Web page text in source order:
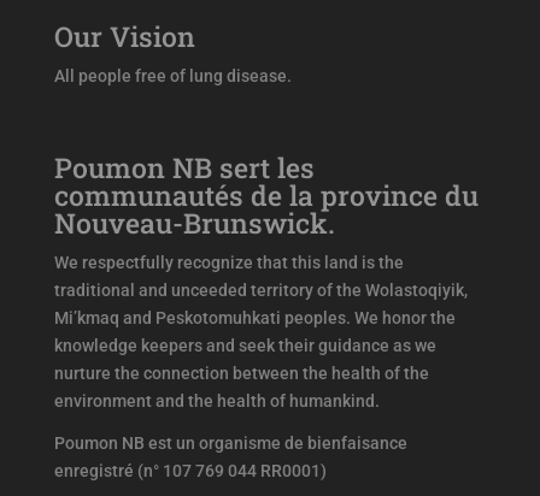
Our Vision
All people free of lung disease.
Poumon NB sert les
communautés de la province du
Nouveau-Brunswick.
We respectfully recognize that this land is the
traditional and unceeded territory of the Wolastoqiyik,
Mi’kmaq and Peskotomuhkati peoples. We honor the
knowledge keepers and seek their guidance as we
nurture the connection between the health of the
environment and the health of humankind.
Poumon NB est un organisme de bienfaisance
enregistré (n° 107 769 044 RR0001)